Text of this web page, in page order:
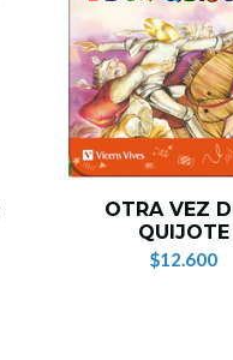
OTRA VEZ
QUIJOTE
$12.600